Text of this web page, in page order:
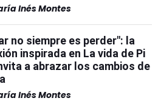
Inés Montes
no siempre es perder": la
inspirada en La vida de Pi
a abrazar los cambios de
Inés Montes